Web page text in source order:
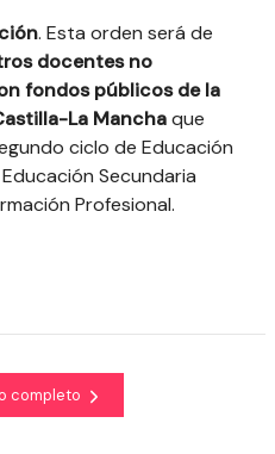
. Esta orden será de
docentes no
fondos públicos de la
La Manchaque
ciclo de Educación
Secundaria
Profesional.
completo